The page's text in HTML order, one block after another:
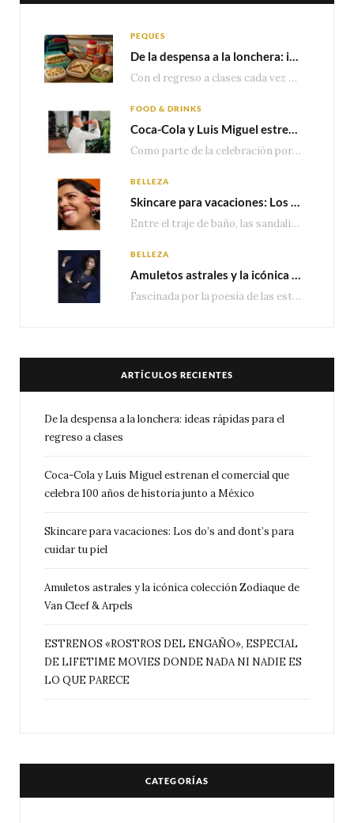
PEQUES
De la despensa a la lonchera: ideas rápidas para el regreso a clases
Con el regreso a clases cada vez más cerca, las familias comienzan a reorganizar horarios,…
FOOD & DRINKS
Coca-Cola y Luis Miguel estrenan el comercial que celebra 100 años de historia junto a México
Como parte de la celebración por sus primeros 100 años enMéxico, Coca-Cola presenta hoy el…
BELLEZA
Skincare para vacaciones: Los do’s and dont’s para cuidar tu piel
Entre el traje de baño, las sandalias, los lentes de sol y los looks que…
BELLEZA
Amuletos astrales y la icónica colección Zodiaque de Van Cleef & Arpels
Fascinada por la poesía de las estrellas, la Maison Van Cleef & Arpels celebra la llegada de las…
ARTÍCULOS RECIENTES
De la despensa a la lonchera: ideas rápidas para el
regreso a clases
Coca-Cola y Luis Miguel estrenan el comercial que
celebra 100 años de historia junto a México
Skincare para vacaciones: Los do’s and dont’s para
cuidar tu piel
Amuletos astrales y la icónica colección Zodiaque de
Van Cleef & Arpels
ESTRENOS «ROSTROS DEL ENGAÑO», ESPECIAL
DE LIFETIME MOVIES DONDE NADA NI NADIE ES
LO QUE PARECE
CATEGORÍAS